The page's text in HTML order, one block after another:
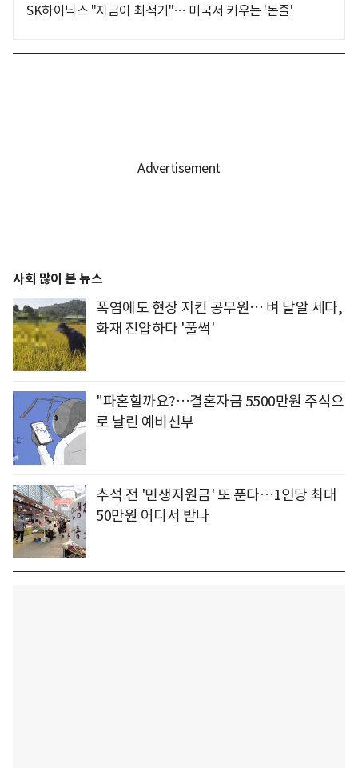
SK하이닉스 "지금이 최적기"… 미국서 키우는 '돈줄'
사회 많이 본 뉴스
폭염에도 현장 지킨 공무원… 벼 낱알 세다,
화재 진압하다 '풀썩'
"파혼할까요?…결혼자금 5500만원 주식으
로 날린 예비신부
추석 전 '민생지원금' 또 푼다…1인당 최대
50만원 어디서 받나